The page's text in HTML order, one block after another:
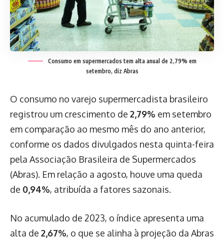
Consumo em supermercados tem alta anual de 2,79% em
setembro, diz Abras
O consumo no varejo supermercadista brasileiro
registrou um crescimento de 2,79% em setembro
em comparação ao mesmo mês do ano anterior,
conforme os dados divulgados nesta quinta-feira
pela Associação Brasileira de Supermercados
(Abras). Em relação a agosto, houve uma queda
de 0,94%, atribuída a fatores sazonais.
No acumulado de 2023, o índice apresenta uma
alta de 2,67%, o que se alinha à projeção da Abras